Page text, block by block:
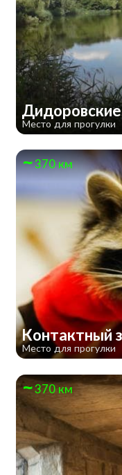
Место для прогулки
370 км
Контактный
Место для прогулки
370 км